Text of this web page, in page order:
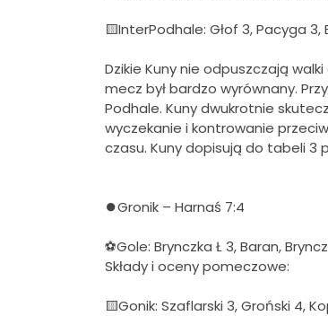
🟨InterPodhale: Głof 3, Pacyga 3,
Dzikie Kuny nie odpuszczają
mecz był bardzo wyrównany.
Podhale. Kuny dwukrotnie
wyczekanie i kontrowanie
czasu. Kuny dopisują do tabeli 3
⏺Gronik – Harnaś 7:4
⚽Gole: Brynczka Ł 3, Baran,
Składy i oceny pomeczowe:
🟨Gonik: Szaflarski 3, Groński 4,